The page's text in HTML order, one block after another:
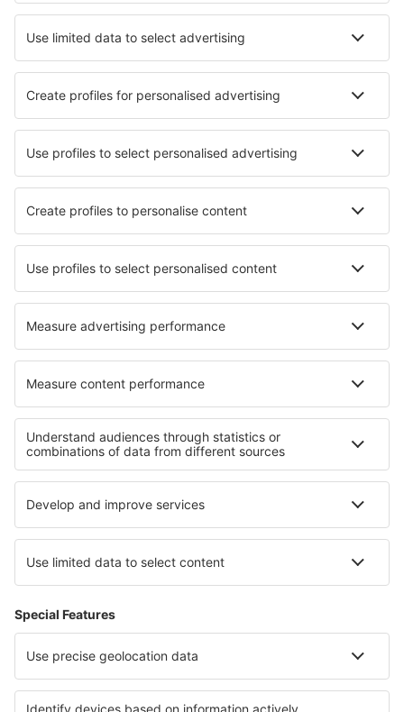
Cazare în Naranjos Agrios Cazare Agua Buena
Cazare Orosi
Cele mai bune locuri de cazare - orașe
Cazare în Lohnberg Cazare în Zuia
Cazare în Thip Narong Cazare în Carunchio
Cazare în Glen Arbor Cazare în Vermillion
Cazare în Haxey Cazare în Wateringen
Cele mai bune locuri de cazare - regiuni
Cazare în Guanacaste Cazare in Arenal Volcano National Park
Cazare in Corcovado National Park
Cazare in Cahuita National Park
Cazare in La Amistad International Park Cazare in Balaton
Cazare in Brandenburg Lake Plateau Cazare în Zermatt